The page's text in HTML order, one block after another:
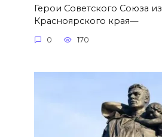
Герои Советского Союза из
Красноярского края—
0 170